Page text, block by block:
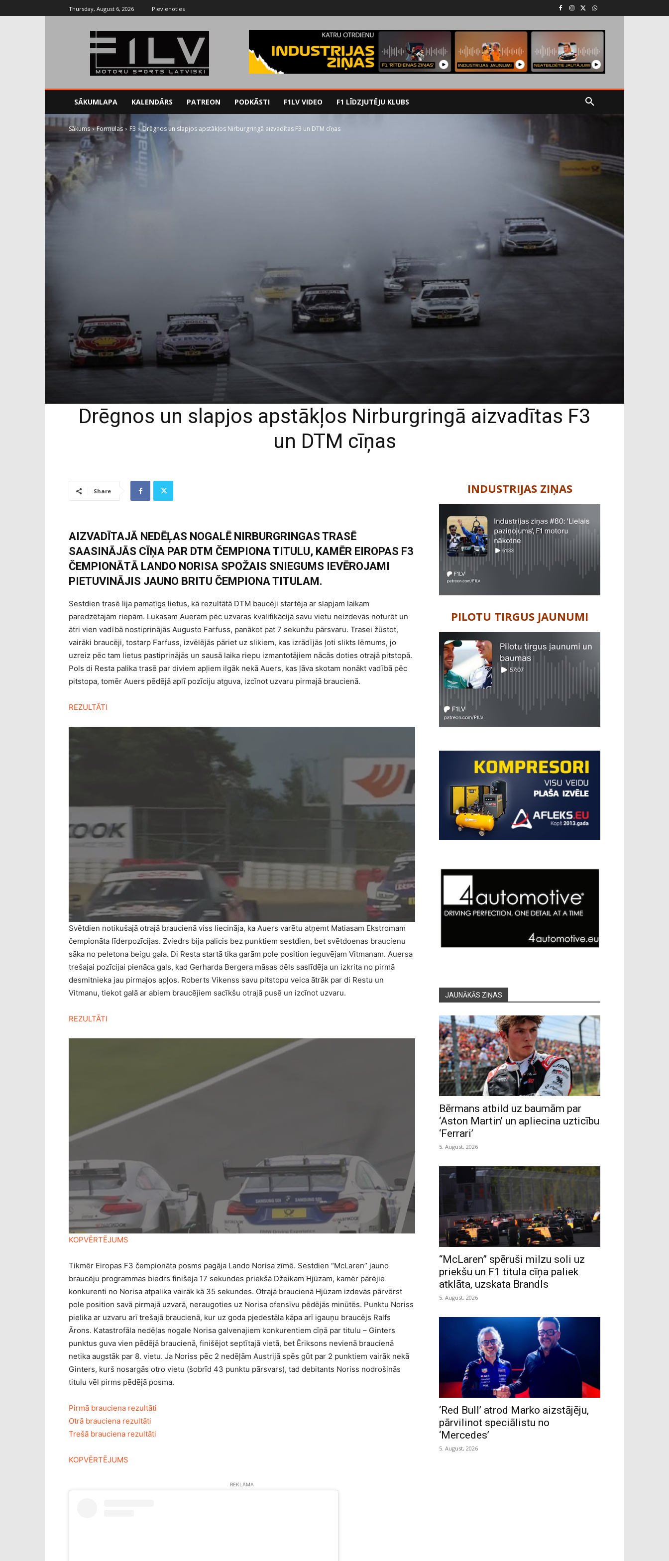
Thursday, August 6, 2026 Pievienoties
SĀKUMLAPA KALENDĀRS PATREON PODKĀSTI F1LV VIDEO F1 LĪDZJUTĒJU KLUBS
Sākums Formulas F3 Drēgnos un slapjos apstākļos Nirburgringā aizvadītas F3 un DTM cīņas
Drēgnos un slapjos apstākļos Nirburgringā aizvadītas F3
un DTM cīņas
Share
AIZVADĪTAJĀ NEDĒĻAS NOGALĒ NIRBURGRINGAS TRASĒ
SAASINĀJĀS CĪŅA PAR DTM ČEMPIONA TITULU, KAMĒR EIROPAS F3
ČEMPIONĀTĀ LANDO NORISA SPOŽAIS SNIEGUMS IEVĒROJAMI
PIETUVINĀJIS JAUNO BRITU ČEMPIONA TITULAM.
Sestdien trasē lija pamatīgs lietus, kā rezultātā DTM baucēji startēja ar slapjam laikam
paredzētajām riepām. Lukasam Aueram pēc uzvaras kvalifikācijā savu vietu neizdevās noturēt un
ātri vien vadībā nostiprinājās Augusto Farfuss, panākot pat 7 sekunžu pārsvaru. Trasei žūstot,
vairāki braucēji, tostarp Farfuss, izvēlējās pāriet uz slikiem, kas izrādījās ļoti slikts lēmums, jo
uzreiz pēc tam lietus pastiprinājās un sausā laika riepu izmantotājiem nācās doties otrajā pitstopā.
Pols di Resta palika trasē par diviem apļiem ilgāk nekā Auers, kas ļāva skotam nonākt vadībā pēc
pitstopa, tomēr Auers pēdējā aplī pozīciju atguva, izcīnot uzvaru pirmajā braucienā.
REZULTĀTI
Svētdien notikušajā otrajā braucienā viss liecināja, ka Auers varētu atņemt Matiasam Ekstromam
čempionāta līderpozīcijas. Zviedrs bija palicis bez punktiem sestdien, bet svētdoenas braucienu
sāka no peletona beigu gala. Di Resta startā tika garām pole position ieguvējam Vitmanam. Auersa
trešajai pozīcijai pienāca gals, kad Gerharda Bergera māsas dēls saslīdēja un izkrita no pirmā
desmitnieka jau pirmajos apļos. Roberts Vikenss savu pitstopu veica ātrāk par di Restu un
Vitmanu, tiekot galā ar abiem braucējiem sacīkšu otrajā pusē un izcīnot uzvaru.
REZULTĀTI
KOPVĒRTĒJUMS
Tikmēr Eiropas F3 čempionāta posms pagāja Lando Norisa zīmē. Sestdien “McLaren” jauno
braucēju programmas biedrs finišēja 17 sekundes priekšā Džeikam Hjūzam, kamēr pārējie
konkurenti no Norisa atpalika vairāk kā 35 sekundes. Otrajā braucienā Hjūzam izdevās pārvērst
pole position savā pirmajā uzvarā, neraugoties uz Norisa ofensīvu pēdējās minūtēs. Punktu Noriss
pielika ar uzvaru arī trešajā braucienā, kur uz goda pjedestāla kāpa arī igauņu braucējs Ralfs
Ārons. Katastrofāla nedēļas nogale Norisa galvenajiem konkurentiem cīņā par titulu – Ginters
punktus guva vien pēdējā braucienā, finišējot septītajā vietā, bet Ēriksons nevienā braucienā
netika augstāk par 8. vietu. Ja Noriss pēc 2 nedēļām Austrijā spēs gūt par 2 punktiem vairāk nekā
Ginters, kurš nosargās otro vietu (šobrīd 43 punktu pārsvars), tad debitants Noriss nodrošinās
titulu vēl pirms pēdējā posma.
Pirmā brauciena rezultāti
Otrā brauciena rezultāti
Trešā brauciena rezultāti
KOPVĒRTĒJUMS
REKLĀMA
INDUSTRIJAS ZIŅAS
PILOTU TIRGUS JAUNUMI
JAUNĀKĀS ZIŅAS
Bērmans atbild uz baumām par
‘Aston Martin’ un apliecina uzticību
‘Ferrari’
5. August, 2026
“McLaren” spēruši milzu soli uz
priekšu un F1 titula cīņa paliek
atklāta, uzskata Brandls
5. August, 2026
‘Red Bull’ atrod Marko aizstājēju,
pārvilinot speciālistu no
‘Mercedes’
5. August, 2026